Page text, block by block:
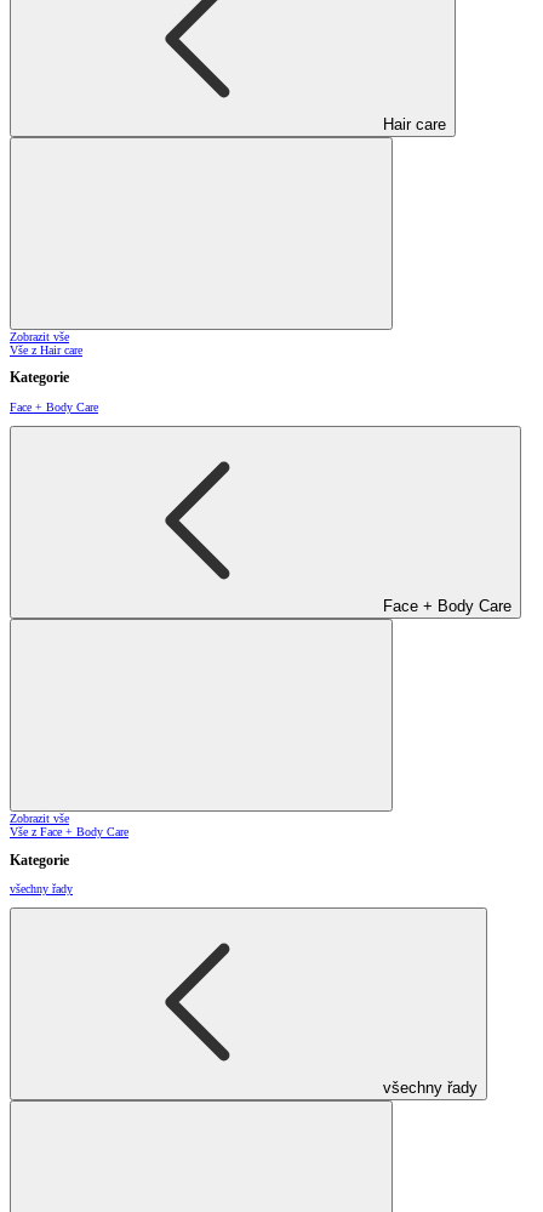
Hair care
Zobrazit vše
Vše z Hair care
Kategorie
Face + Body Care
Face + Body Care
Zobrazit vše
Vše z Face + Body Care
Kategorie
všechny řady
všechny řady